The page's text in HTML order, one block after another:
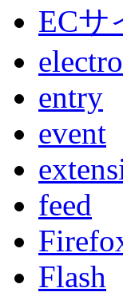
ECサ
entry
event
feed
Flash